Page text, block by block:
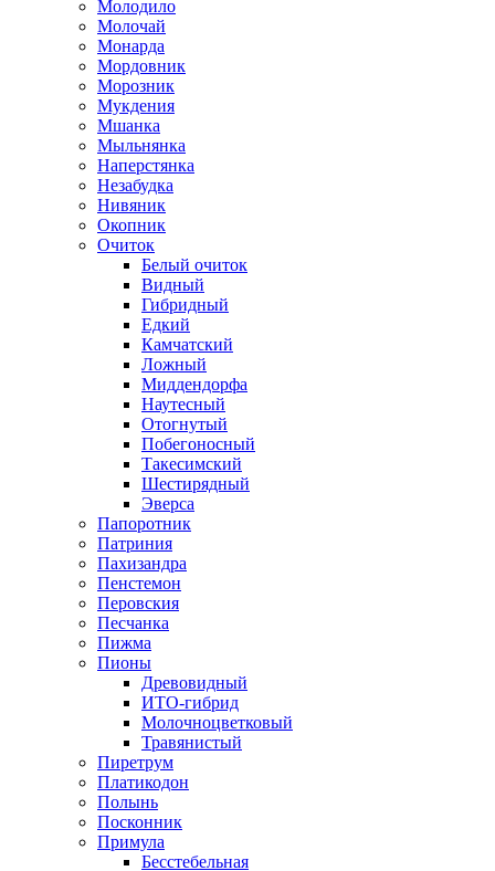
Молодило
Молочай
Монарда
Мордовник
Морозник
Мукдения
Мшанка
Мыльнянка
Наперстянка
Незабудка
Нивяник
Окопник
Очиток
Белый очиток
Видный
Гибридный
Едкий
Камчатский
Ложный
Миддендорфа
Наутесный
Отогнутый
Побегоносный
Такесимский
Шестирядный
Эверса
Папоротник
Патриния
Пахизандра
Пенстемон
Перовския
Песчанка
Пижма
Пионы
Древовидный
ИТО-гибрид
Молочноцветковый
Травянистый
Пиретрум
Платикодон
Полынь
Посконник
Примула
Бесстебельная